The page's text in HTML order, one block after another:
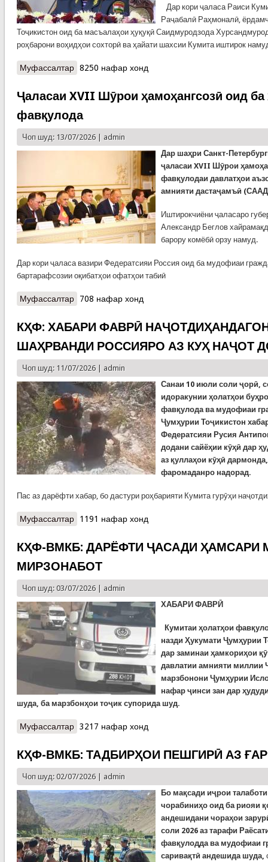
Дар кори ҷаласа Раиси
Раҷабалӣ Раҳмоналӣ,
Тоҷикистон оид ба масъалаҳои ҳуқуқӣ Саидмуродзода
роҳбарони воҳидҳои сохторӣ ва ҳайати шахсии Кумита иштирок
Муфассалтаро КҲФ: ҶАЛАСАИ ҲАЙАТИ МУШОВАРА ОИД БА
ШАШМОҲАИ СОЛИ 2026
8250 нафар хонд
Ҷаласаи XVII Шӯрои ҳамоҳангсозӣ оид ба
фавқулода
Чоп шуд: 13/07/2026 | admin
Дар шаҳри Санкт-
ҷаласаи XVII Шӯрои
фавқулодаи давлатҳои
амнияти дастаҷамъӣ
Иштирокчиёни ҷаласаро
Александр Беглов
барору комёбӣ орзу намуд.
Дар кори ҷаласа вазири Федератсияи Россия оид ба мудофиаи
бартарафсозии оқибатҳои офатҳои табиӣ
Муфассалтаро Ҷаласаи XVII Шӯрои ҳамоҳангсозӣ оид ба
708 нафар хонд
КҲФ: ХАБАРИ ФАВРӢ
ШАҲРВАНДИ РОССИЯРО АЗ КУҲ НАҶОТ
Чоп шуд: 11/07/2026 | admin
Санаи 10 июли соли ҷорӣ,
идоракунии ҳолатҳои
фавқулода ва мудофиаи
Ҷумҳурии Тоҷикистон
Федератсияи Русия
додани сайёҳии кӯҳӣ дар
аз қуллаҳои кӯҳӣ
фаромаданро надорад.
Пас аз дарёфти хабар, бо дастури роҳбарияти Кумита гурӯҳи
Муфассалтаро КҲФ: ХАБАРИ ФАВРӢ НАҶОТДИҲАНДАГОН ЯК
НАҶОТ ДОДАНД
1191 нафар хонд
КҲФ-ВМКБ: ДАРЁФТИ ҶАСАДИ ҲАМСАРИ
МИРЗОНАБОТ
Чоп шуд: 03/07/2026 | admin
ХАБАРИ ФАВРӢ
Кумитаи ҳолатҳои
назди Ҳукумати Ҷумҳурии
дар заминаи ҳамкориҳои
давлатии амнияти миллии
марзбонони Ҷумҳурии
нафар ҷинси зан дар
шуда, ба марзбонҳои тоҷик супорида шуд.
Муфассалтаро КҲФ-ВМКБ: ДАРЁФТИ ҶАСАДИ ҲАМСАРИ
3217 нафар хонд
КҲФ-ВМКБ: ТАДБИРҲОИ ПЕШГИРӢ АЗ
Чоп шуд: 02/07/2026 | admin
Бо мақсади иҷрои
чорабиниҳо оид ба риояи
андешидани чораҳои
соли 2026 аз тарафи
фавқулодда ва мудофиаи
саривақтӣ андешида шуда,